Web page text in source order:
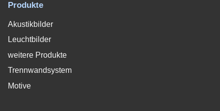
Produkte
Akustikbilder
Leuchtbilder
weitere Produkte
Trennwandsystem
Motive